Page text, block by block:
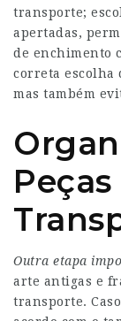
transporte;
apertadas,
de enchimento
correta escolha
mas também
Outra etapa
arte antigas e
transporte.